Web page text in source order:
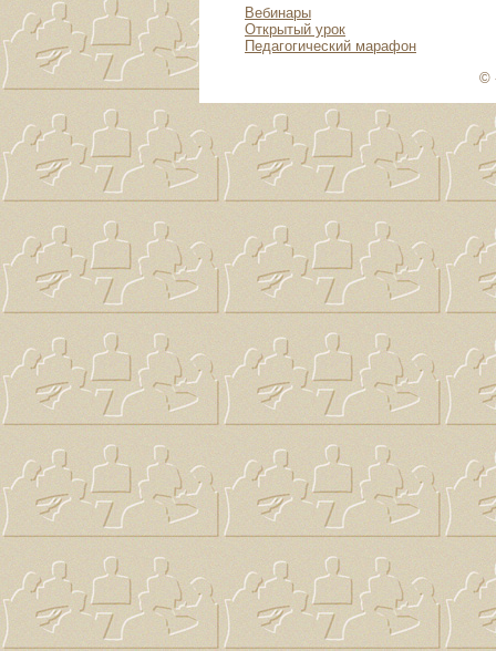
Вебинары
Открытый урок
Педагогический марафон
©